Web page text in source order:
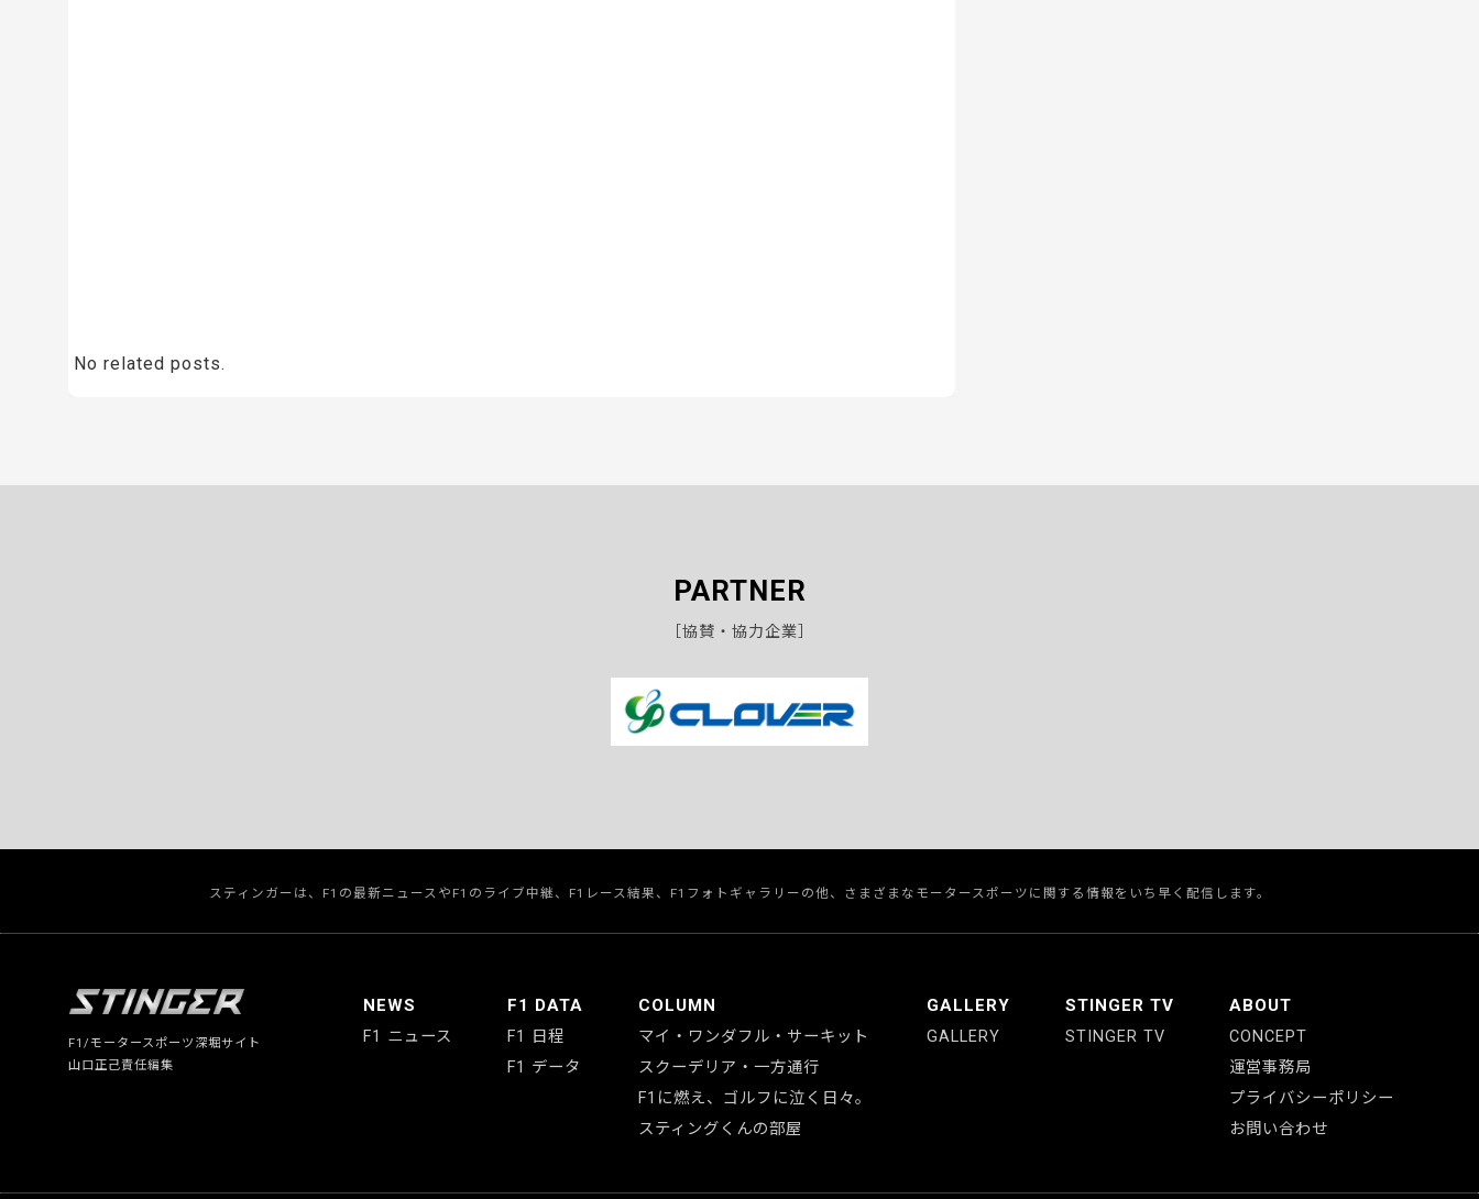
No related posts.
PARTNER
［協賛・協力企業］
スティンガーは、F1の最新ニュースやF1のライブ中継、F1レース結果、F1フォトギャラリーの他、さまざまなモータースポーツに関する情報をいち早く配信します。
F1/モータースポーツ深堀サイト
山口正己責任編集
NEWS
F1 ニュース
F1 DATA
F1 日程
F1 データ
COLUMN
マイ・ワンダフル・サーキット
スクーデリア・一方通行
F1に燃え、ゴルフに泣く日々。
スティングくんの部屋
GALLERY
GALLERY
STINGER TV
STINGER TV
ABOUT
CONCEPT
運営事務局
プライバシーポリシー
お問い合わせ